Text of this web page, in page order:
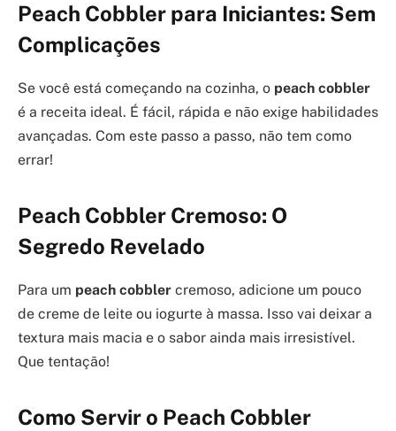
Peach Cobbler para Iniciantes: Sem
Complicações
Se você está começando na cozinha, o peach cobbler
é a receita ideal. É fácil, rápida e não exige habilidades
avançadas. Com este passo a passo, não tem como
errar!
Peach Cobbler Cremoso: O
Segredo Revelado
Para um peach cobbler cremoso, adicione um pouco
de creme de leite ou iogurte à massa. Isso vai deixar a
textura mais macia e o sabor ainda mais irresistível.
Que tentação!
Como Servir o Peach Cobbler